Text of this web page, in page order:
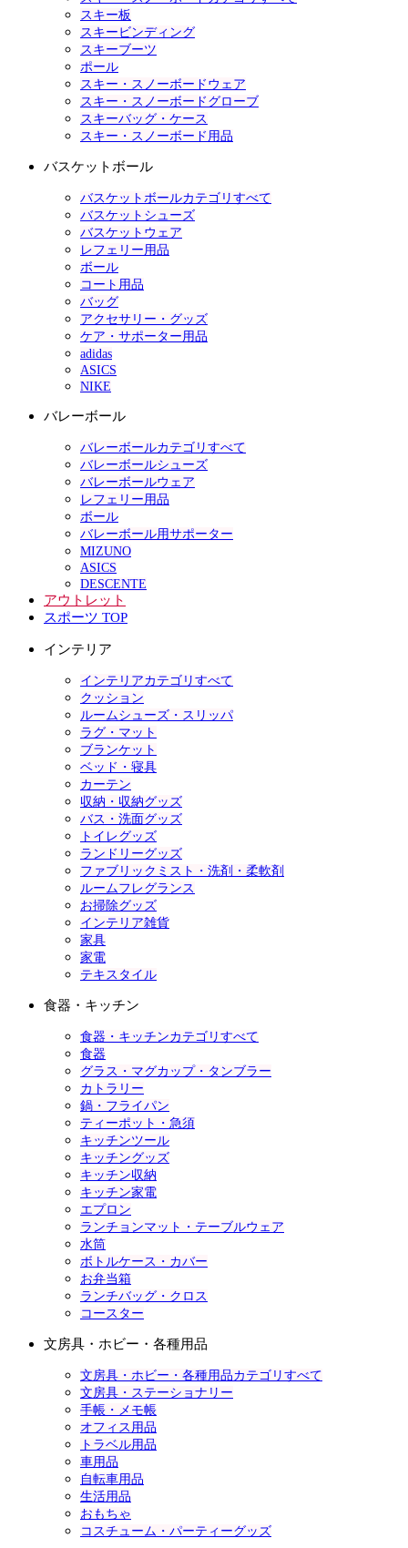
スキー板
スキービンディング
スキーブーツ
ポール
スキー・スノーボードウェア
スキー・スノーボードグローブ
スキーバッグ・ケース
スキー・スノーボード用品
バスケットボール
バスケットボールカテゴリすべて
バスケットシューズ
バスケットウェア
レフェリー用品
ボール
コート用品
バッグ
アクセサリー・グッズ
ケア・サポーター用品
adidas
ASICS
NIKE
バレーボール
バレーボールカテゴリすべて
バレーボールシューズ
バレーボールウェア
レフェリー用品
ボール
バレーボール用サポーター
MIZUNO
ASICS
DESCENTE
アウトレット
スポーツ TOP
インテリア
インテリアカテゴリすべて
クッション
ルームシューズ・スリッパ
ラグ・マット
ブランケット
ベッド・寝具
カーテン
収納・収納グッズ
バス・洗面グッズ
トイレグッズ
ランドリーグッズ
ファブリックミスト・洗剤・柔軟剤
ルームフレグランス
お掃除グッズ
インテリア雑貨
家具
家電
テキスタイル
食器・キッチン
食器・キッチンカテゴリすべて
食器
グラス・マグカップ・タンブラー
カトラリー
鍋・フライパン
ティーポット・急須
キッチンツール
キッチングッズ
キッチン収納
キッチン家電
エプロン
ランチョンマット・テーブルウェア
水筒
ボトルケース・カバー
お弁当箱
ランチバッグ・クロス
コースター
文房具・ホビー・各種用品
文房具・ホビー・各種用品カテゴリすべて
文房具・ステーショナリー
手帳・メモ帳
オフィス用品
トラベル用品
車用品
自転車用品
生活用品
おもちゃ
コスチューム・パーティーグッズ